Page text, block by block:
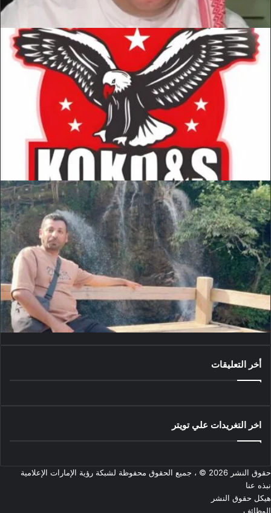
أخر التعليقات
اخر التغريدات علي تويتر
حقوق النشر 2026 © ، جميع الحقوق محفوظة لشبكة رؤية الإمارات الإعلامية
نبذه عنا
هيكل حقوق النشر
الوظائف